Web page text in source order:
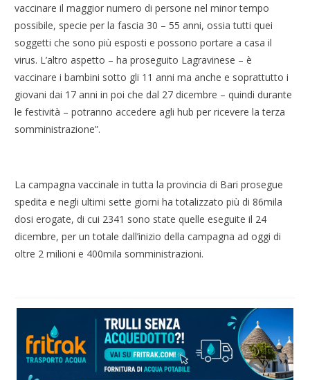
vaccinare il maggior numero di persone nel minor tempo
possibile, specie per la fascia 30 – 55 anni, ossia tutti quei
soggetti che sono più esposti e possono portare a casa il
virus. L’altro aspetto – ha proseguito Lagravinese – è
vaccinare i bambini sotto gli 11 anni ma anche e soprattutto i
giovani dai 17 anni in poi che dal 27 dicembre – quindi durante
le festività – potranno accedere agli hub per ricevere la terza
somministrazione”.
La campagna vaccinale in tutta la provincia di Bari prosegue
spedita e negli ultimi sette giorni ha totalizzato più di 86mila
dosi erogate, di cui 2341 sono state quelle eseguite il 24
dicembre, per un totale dall’inizio della campagna ad oggi di
oltre 2 milioni e 400mila somministrazioni.